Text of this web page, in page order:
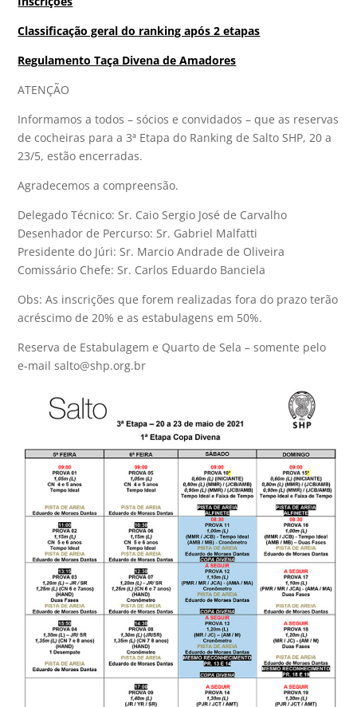
Classificação geral do ranking após 2 etapas
Regulamento Taça Divena de Amadores
ATENÇÃO
Informamos a todos – sócios e convidados – que as reservas
de cocheiras para a 3ª Etapa do Ranking de Salto SHP, 20 a
23/5, estão encerradas.
Agradecemos a compreensão.
Delegado Técnico: Sr. Caio Sergio José de Carvalho
Desenhador de Percurso: Sr. Gabriel Malfatti
Presidente do Júri: Sr. Marcio Andrade de Oliveira
Comissário Chefe: Sr. Carlos Eduardo Banciela
Obs: As inscrições que forem realizadas fora do prazo terão
acréscimo de 20% e as estabulagens em 50%.
Reserva de Estabulagem e Quarto de Sela – somente pelo
e-mail salto@shp.org.br